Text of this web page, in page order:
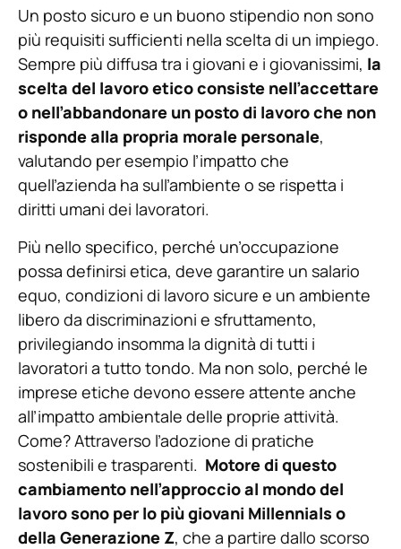
Un posto sicuro e un buono stipendio non sono
più requisiti sufficienti nella scelta di un impiego.
Sempre più diffusa tra i giovani e i giovanissimi, la
scelta del lavoro etico consiste nell’accettare
o nell’abbandonare un posto di lavoro che non
risponde alla propria morale personale,
valutando per esempio l’impatto che
quell’azienda ha sull’ambiente o se rispetta i
diritti umani dei lavoratori.
Più nello specifico, perché un’occupazione
possa definirsi etica, deve garantire un salario
equo, condizioni di lavoro sicure e un ambiente
libero da discriminazioni e sfruttamento,
privilegiando insomma la dignità di tutti i
lavoratori a tutto tondo. Ma non solo, perché le
imprese etiche devono essere attente anche
all’impatto ambientale delle proprie attività.
Come? Attraverso l’adozione di pratiche
sostenibili e trasparenti. Motore di questo
cambiamento nell’approccio al mondo del
lavoro sono per lo più giovani Millennials o
della Generazione Z, che a partire dallo scorso